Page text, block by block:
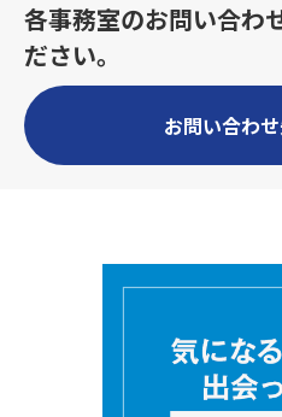
各事務室のお問い合わ
ださい。
お問い合わ